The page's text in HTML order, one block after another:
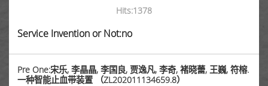
Hits:1378
Service Invention or Not:no
Pre One:宋乐, 李晶晶, 李国良, 贾逸凡, 李奇, 褚晓蕾, 王巍, 符榕.
一种智能止血带装置 （ZL202011134659.8）